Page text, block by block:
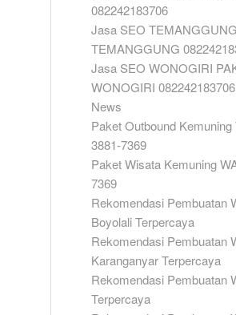
082242183706
Jasa SEO
TEMANGGUNG
Jasa SEO WONOGIRI
WONOGIRI 082242183706
News
Paket Outbound Kemuning
3881-7369
Paket Wisata Kemuning
7369
Rekomendasi Pembuatan
Boyolali Terpercaya
Rekomendasi Pembuatan
Karanganyar Terpercaya
Rekomendasi Pembuatan
Terpercaya